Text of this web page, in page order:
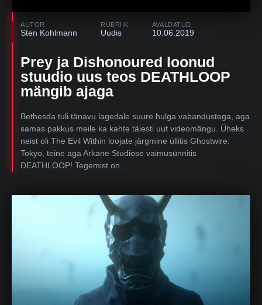
AUTOR
Sten Kohlmann
RUBRIIK
Uudis
AVALDATUD
10.06.2019
Prey ja Dishonoured loonud
stuudio uus teos DEATHLOOP
mängib ajaga
Bethesda tuli tänavu lagedale suure hulga vabandustega, aga
samas pakkus meile ka kahte täiesti uut videomängu. Üheks
neist oli The Evil Within loojate järgmine üllitis Ghostwire:
Tokyo, teine aga Arkane Studiose vaimusünnitis
DEATHLOOP! Tegemist on …